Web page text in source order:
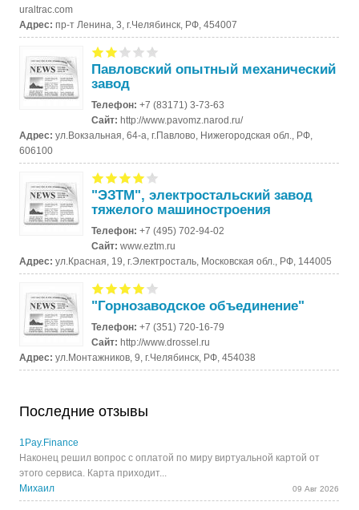
uraltrac.com
Адрес:пр-т Ленина, 3, г.Челябинск, РФ, 454007
Павловский опытный механический
завод
Телефон:+7 (83171) 3-73-63
Сайт:http://www.pavomz.narod.ru/
Адрес:ул.Вокзальная, 64-а, г.Павлово, Нижегородская обл., РФ,
606100
"ЭЗТМ", электростальский завод
тяжелого машиностроения
Телефон:+7 (495) 702-94-02
Сайт:www.eztm.ru
Адрес:ул.Красная, 19, г.Электросталь, Московская обл., РФ, 144005
"Горнозаводское объединение"
Телефон:+7 (351) 720-16-79
Сайт:http://www.drossel.ru
Адрес:ул.Монтажников, 9, г.Челябинск, РФ, 454038
Последние отзывы
1Pay.Finance
Наконец решил вопрос с оплатой по миру виртуальной картой от
этого сервиса. Карта приходит...
Михаил
09 Авг 2026